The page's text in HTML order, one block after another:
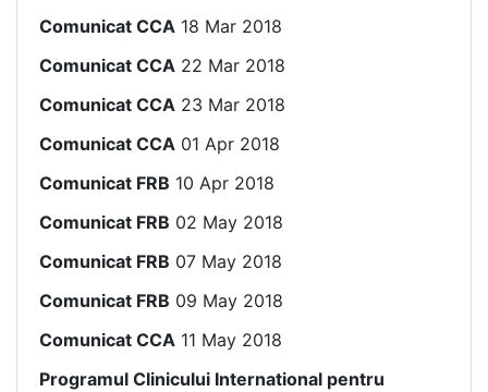
Comunicat CCA 18 Mar 2018
Comunicat CCA 22 Mar 2018
Comunicat CCA 23 Mar 2018
Comunicat CCA 01 Apr 2018
Comunicat FRB 10 Apr 2018
Comunicat FRB 02 May 2018
Comunicat FRB 07 May 2018
Comunicat FRB 09 May 2018
Comunicat CCA 11 May 2018
Programul Clinicului International pentru